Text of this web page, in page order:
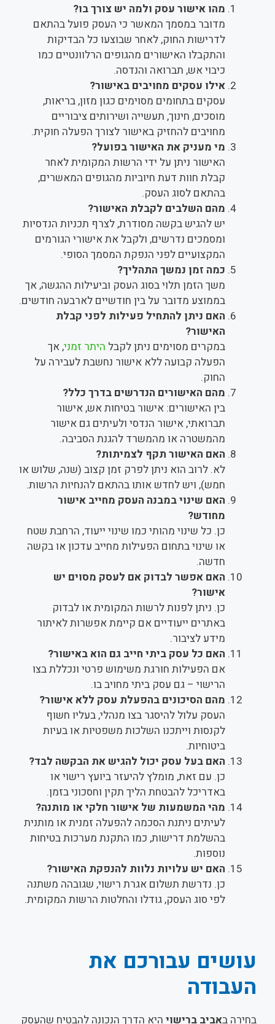
מהו אישור עסק ולמה יש צורך בו?
מדובר במסמך המאשר כי העסק פועל בהתאם
לדרישות החוק, לאחר שבוצעו כל הבדיקות
והתקבלו האישורים מהגופים הרלוונטיים כמו
כיבוי אש, תברואה והנדסה.
אילו עסקים מחויבים באישור?
עסקים בתחומים מסוימים כגון מזון, בריאות,
מוסכים, חינוך, תעשייה ושירותים ציבוריים
מחויבים להחזיק באישור לצורך הפעלה חוקית.
מי מעניק את האישור בפועל?
האישור ניתן על ידי הרשות המקומית לאחר
קבלת חוות דעת חיוביות מהגופים המאשרים,
בהתאם לסוג העסק.
מהם השלבים לקבלת האישור?
יש להגיש בקשה מסודרת, לצרף תכניות הנדסיות
ומסמכים נדרשים, ולקבל את אישורי הגורמים
המקצועיים לפני הנפקת המסמך הסופי.
כמה זמן נמשך התהליך?
משך הזמן תלוי בסוג העסק וביעילות ההגשה, אך
בממוצע מדובר על בין חודשיים לארבעה חודשים.
האם ניתן להתחיל פעילות לפני קבלת
האישור?
במקרים מסוימים ניתן לקבל היתר זמני, אך
הפעלה קבועה ללא אישור נחשבת לעבירה על
החוק.
מהם האישורים הנדרשים בדרך כלל?
בין האישורים: אישור בטיחות אש, אישור
תברואתי, אישור הנדסי ולעיתים גם אישור
מהמשטרה או מהמשרד להגנת הסביבה.
האם האישור תקף לצמיתות?
לא. לרוב הוא ניתן לפרק זמן קצוב (שנה, שלוש או
חמש), ויש לחדש אותו בהתאם להנחיות הרשות.
האם שינוי במבנה העסק מחייב אישור
מחודש?
כן. כל שינוי מהותי כמו שינוי ייעוד, הרחבת שטח
או שינוי בתחום הפעילות מחייב עדכון או בקשה
חדשה.
האם אפשר לבדוק אם לעסק מסוים יש
אישור?
כן. ניתן לפנות לרשות המקומית או לבדוק
באתרים ייעודיים אם קיימת אפשרות לאיתור
מידע לציבור.
האם כל עסק ביתי חייב גם הוא באישור?
אם הפעילות חורגת משימוש פרטי ונכללת בצו
הרישוי – גם עסק ביתי מחויב בו.
מהם הסיכונים בהפעלת עסק ללא אישור?
העסק עלול להיסגר בצו מנהלי, בעליו חשוף
לקנסות וייתכנו השלכות משפטיות או בעיות
ביטוחיות.
האם בעל עסק יכול להגיש את הבקשה לבד?
כן. עם זאת, מומלץ להיעזר ביועץ רישוי או
באדריכל להבטחת הליך תקין וחסכוני בזמן.
מהי המשמעות של אישור חלקי או מותנה?
לעיתים ניתנת הסכמה להפעלה זמנית או מותנית
בהשלמת דרישות, כמו התקנת מערכות בטיחות
נוספות.
האם יש עלויות נלוות להנפקת האישור?
כן. נדרשת תשלום אגרת רישוי, שגובהה משתנה
לפי סוג העסק, גודלו והחלטות הרשות המקומית.
עושים עבורכם את
העבודה
בחירה באביב ברישוי היא הדרך הנכונה להבטיח שהעסק